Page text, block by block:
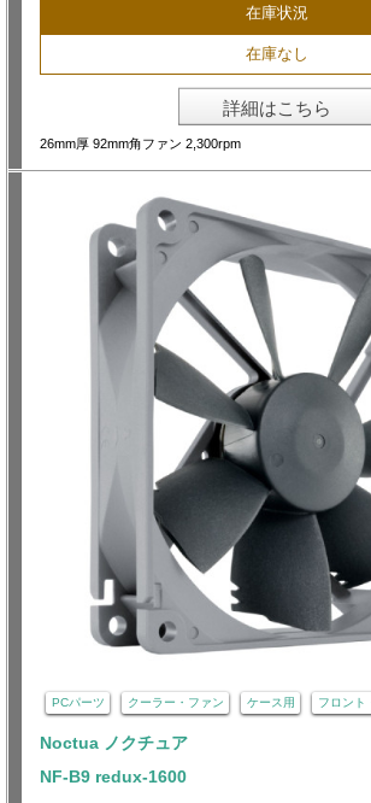
在庫状況
在庫なし
詳細はこちら
26mm厚 92mm角ファン 2,300rpm
PCパーツ クーラー・ファン ケース用 フロント
Noctua ノクチュア
NF-B9 redux-1600